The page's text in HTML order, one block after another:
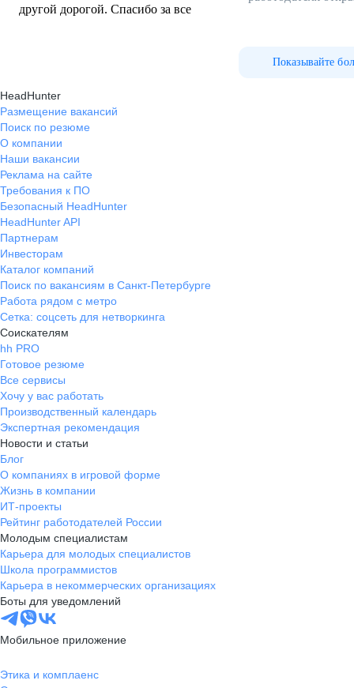
другой дорогой. Спасибо за все
Показывайте
HeadHunter
Размещение вакансий
Поиск по резюме
О компании
Наши вакансии
Реклама на сайте
Требования к ПО
Безопасный HeadHunter
HeadHunter API
Партнерам
Инвесторам
Каталог компаний
Поиск по вакансиям в Санкт-Петербурге
Работа рядом с метро
Сетка: соцсеть для нетворкинга
Соискателям
hh PRO
Готовое резюме
Все сервисы
Хочу у вас работать
Производственный календарь
Экспертная рекомендация
Новости и статьи
Блог
О компаниях в игровой форме
Жизнь в компании
ИТ-проекты
Рейтинг работодателей России
Молодым специалистам
Карьера для молодых специалистов
Школа программистов
Карьера в некоммерческих организациях
Боты для уведомлений
Мобильное приложение
Этика и комплаенс